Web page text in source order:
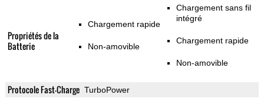
Propriétés de la
Batterie
Chargement rapide
Non-amovible
Chargement sans fil
intégré
Chargement rapide
Non-amovible
Protocole Fast-Charge TurboPower